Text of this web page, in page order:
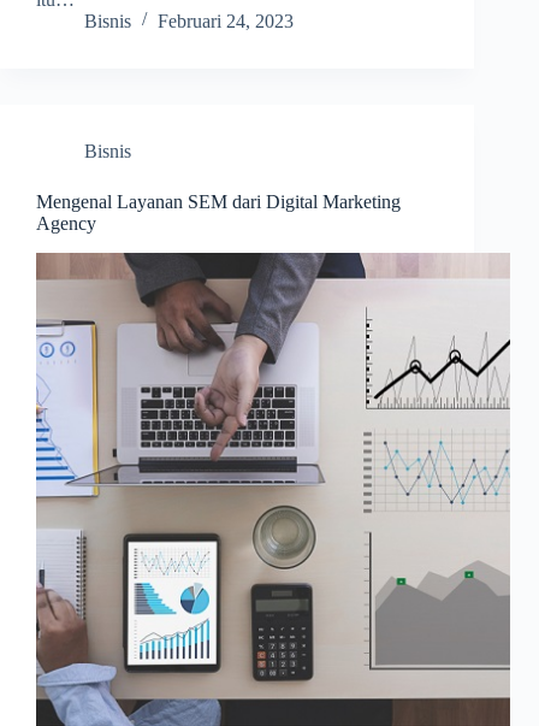
Bisnis
Februari 24, 2023
Bisnis
Mengenal Layanan SEM dari Digital Marketing
Agency